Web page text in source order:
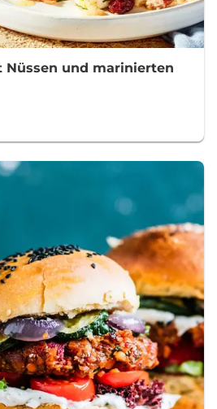
Nüssen und marinierten